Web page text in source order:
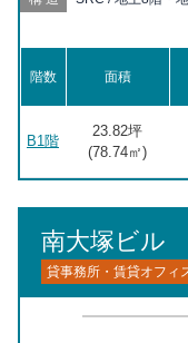
階数 面積
B1階
23.82坪
(78.74㎡)
南大塚ビル
貸事務所・賃貸オフィ